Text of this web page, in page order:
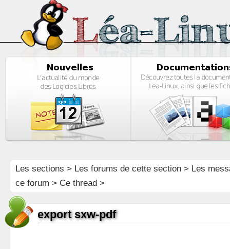
Les sections > Les forums de cette section> Les
ce forum > Ce thread >
export sxw-pdf